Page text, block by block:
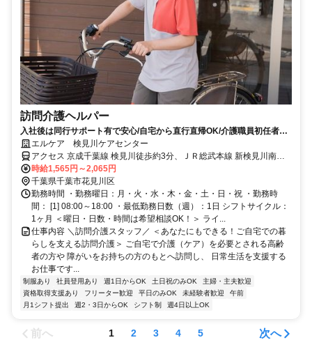
訪問介護ヘルパー
入社後は同行サポート有で安心/自宅から直行直帰OK/介護職員初任者研
修以上：必須
エルケア 検見川ケアセンター
アクセス 京成千葉線 検見川徒歩約3分、ＪＲ総武本線 新検見川南口
徒歩約10分、ＪＲ総武本線 幕張北口徒歩約15分
時給1,565円～2,065円
千葉県千葉市花見川区
勤務時間 ・勤務曜日：月・火・水・木・金・土・日・祝 ・勤務時
間： [1] 08:00～18:00 ・最低勤務日数（週）：1日 シフトサイクル：
1ヶ月 ＜曜日・日数・時間は希望相談OK！＞ ライ...
仕事内容 ＼訪問介護スタッフ／ ＜あなたにもできる！ご自宅での暮
らしを支える訪問介護＞ ご自宅で介護（ケア）を必要とされる高齢
者の方や 障がいをお持ちの方のもとへ訪問し、 日常生活を支援する
お仕事です...
制服あり 社員登用あり 週1日からOK 土日祝のみOK
主婦・主夫歓迎
資格取得支援あり
フリーター歓迎 平日のみOK 未経験者歓迎
午前
月1シフト提出
週2・3日からOK シフト制 週4日以上OK
前へ 1 2 3 4 5 次へ